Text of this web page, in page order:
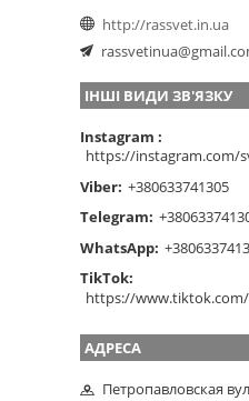
http://rassvet.in.ua
ІНШІ ВИДИ ЗВ'ЯЗКУ
Instagram
https://instagram.com/
Viber +380633741305
Telegram
WhatsApp
TikTok
https://
Петропавловская